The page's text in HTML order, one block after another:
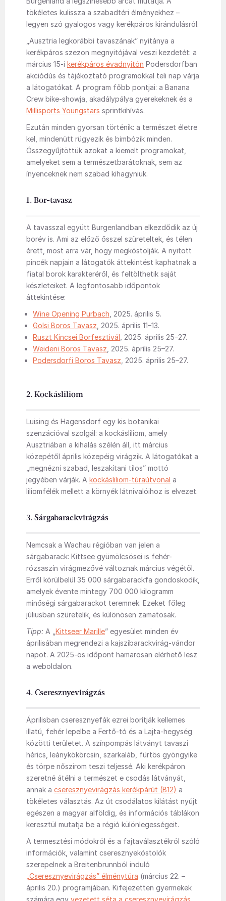
tökéletes kulissza a szabadtéri élményekhez –
legyen szó gyalogos vagy kerékpáros kirándulásról.
„Ausztria legkorábbi tavaszának” nyitánya a
kerékpáros szezon megnyitójával veszi kezdetét: a
március 15-i kerékpáros évadnyitón Podersdorfban
akciódús és tájékoztató programokkal teli nap várja
a látogatókat. A program főbb pontjai: a Banana
Crew bike-showja, akadálypálya gyerekeknek és a
Millisports Youngstars sprintkihívás.
Ezután minden gyorsan történik: a természet életre
kel, mindenütt rügyezik és bimbózik minden.
Összegyűjtöttük azokat a kiemelt programokat,
amelyeket sem a természetbarátoknak, sem az
ínyenceknek nem szabad kihagyniuk.
1. Bor-tavasz
A tavasszal együtt Burgenlandban elkezdődik az új
borév is. Ami az előző ősszel szüreteltek, és télen
érett, most arra vár, hogy megkóstolják. A nyitott
pincék napjain a látogatók áttekintést kaphatnak a
fiatal borok karakteréről, és feltölthetik saját
készleteiket. A legfontosabb időpontok
áttekintése:
Wine Opening Purbach, 2025. április 5.
Golsi Boros Tavasz, 2025. április 11–13.
Ruszt Kincsei Borfesztivál , 2025. április 25–27.
Weideni Boros Tavasz, 2025. április 25–27.
Podersdorfi Boros Tavasz, 2025. április 25–27.
2. Kockásliliom
Luising és Hagensdorf egy kis botanikai
szenzációval szolgál: a kockásliliom, amely
Ausztriában a kihalás szélén áll, itt március
közepétől április közepéig virágzik. A látogatókat a
„megnézni szabad, leszakítani tilos” mottó
jegyében várják. A kockásliliom-túraútvonal a
liliomfélék mellett a környék látnivalóihoz is elvezet.
3. Sárgabarackvirágzás
Nemcsak a Wachau régióban van jelen a
sárgabarack: Kittsee gyümölcsösei is fehér-
rózsaszín virágmezővé változnak március végétől.
Erről körülbelül 35 000 sárgabarackfa gondoskodik,
amelyek évente mintegy 700 000 kilogramm
minőségi sárgabarackot teremnek. Ezeket főleg
júliusban szüretelik, és különösen zamatosak.
Tipp: A „Kittseer Marille” egyesület minden év
áprilisában megrendezi a kajszibarackvirág-vándor
napot. A 2025-ös időpont hamarosan elérhető lesz
a weboldalon.
4. Cseresznyevirágzás
Áprilisban cseresznyefák ezrei borítják kellemes
illatú, fehér lepelbe a Fertő-tó és a Lajta-hegység
közötti területet. A színpompás látványt tavaszi
hérics, leánykökörcsin, szarkaláb, fürtös gyöngyike
és törpe nőszirom teszi teljessé. Aki kerékpáron
szeretné átélni a természet e csodás látványát,
annak a cseresznyevirágzás kerékpárút (B12) a
tökéletes választás. Az út csodálatos kilátást nyújt
egészen a magyar alföldig, és információs táblákon
keresztül mutatja be a régió különlegességeit.
A termesztési módokról és a fajtaválasztékról szóló
információk, valamint cseresznyekóstolók
szerepelnek a Breitenbrunnból induló
„Cseresznyevirágzás” élménytúra (március 22. –
április 20.) programjában. Kifejezetten gyermekek